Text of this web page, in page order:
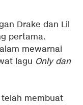
Drake dan Lil
pertama.
mewarnai
lagu Only dan
membuat